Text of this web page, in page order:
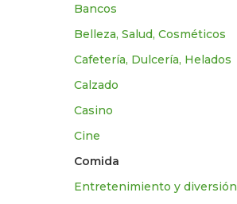
Bancos
Belleza, Salud, Cosméticos
Cafetería, Dulcería, Helados
Calzado
Casino
Cine
Comida
Entretenimiento y diversión